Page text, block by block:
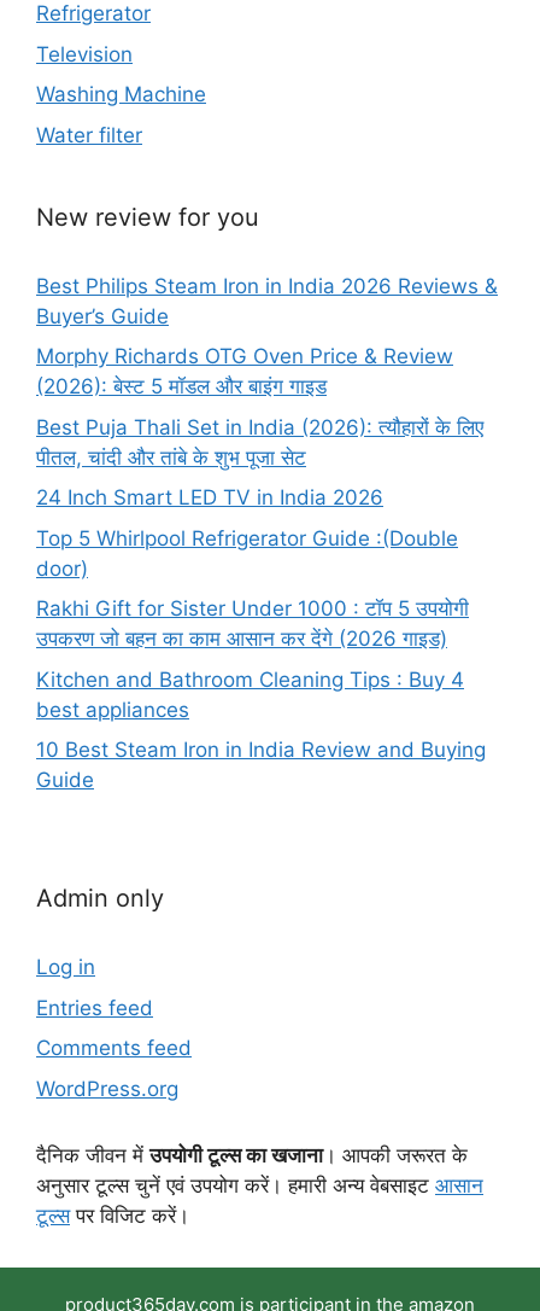
Refrigerator
Television
Washing Machine
Water filter
New review for you
Best Philips Steam Iron in India 2026 Reviews &
Buyer’s Guide
Morphy Richards OTG Oven Price & Review
(2026): बेस्ट 5 मॉडल और बाइंग गाइड
Best Puja Thali Set in India (2026): त्यौहारों के लिए
पीतल, चांदी और तांबे के शुभ पूजा सेट
24 Inch Smart LED TV in India 2026
Top 5 Whirlpool Refrigerator Guide :(Double
door)
Rakhi Gift for Sister Under 1000 : टॉप 5 उपयोगी
उपकरण जो बहन का काम आसान कर देंगे (2026 गाइड)
Kitchen and Bathroom Cleaning Tips : Buy 4
best appliances
10 Best Steam Iron in India Review and Buying
Guide
Admin only
Log in
Entries feed
Comments feed
WordPress.org
दैनिक जीवन मेंउपयोगी टूल्स का खजाना। आपकी जरूरत के
अनुसार टूल्स चुनें एवं उपयोग करें। हमारी अन्य वेबसाइट आसान
टूल्सपर विजिट करें।
product365day.com is participant in the amazon